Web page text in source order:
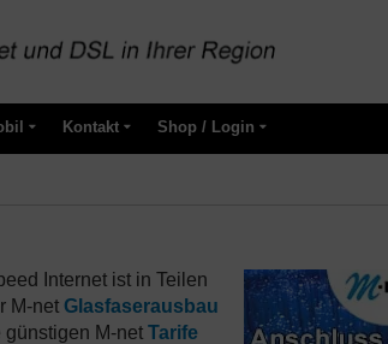
Kontakt Shop / Login
Internet ist in Teilen
M-net Glasfaserausbau
günstigen M-net Tarife